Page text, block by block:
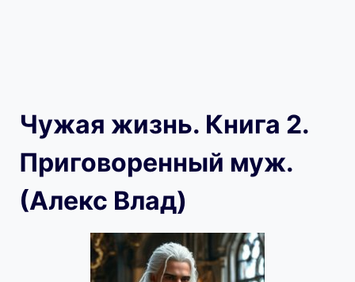
Чужая жизнь. Книга 2.
Приговоренный муж.
(Алекс Влад)